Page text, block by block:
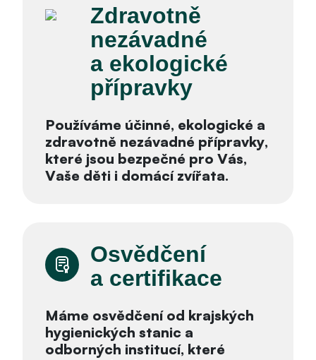
Zdravotně
nezávadné
a ekologické
přípravky
Používáme účinné, ekologické a
zdravotně nezávadné přípravky,
které jsou bezpečné pro Vás,
Vaše děti i domácí zvířata.
Osvědčení
a certifikace
Máme osvědčení od krajských
hygienických stanic a
odborných institucí, které